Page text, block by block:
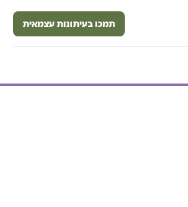
תמכו בעיתונות עצמאית